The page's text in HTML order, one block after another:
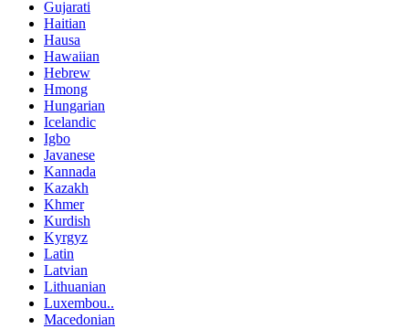
Gujarati
Haitian
Hausa
Hawaiian
Hebrew
Hmong
Hungarian
Icelandic
Igbo
Javanese
Kannada
Kazakh
Khmer
Kurdish
Kyrgyz
Latin
Latvian
Lithuanian
Luxembou..
Macedonian